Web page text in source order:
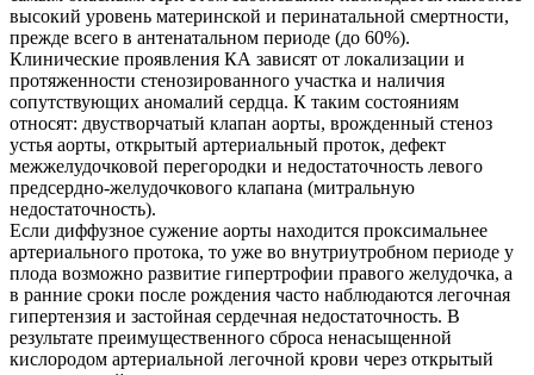
высокий уровень материнской и перинатальной смертности,
прежде всего в антенатальном периоде (до 60%).
Клинические проявления КА зависят от локализации и
протяженности стенозированного участка и наличия
сопутствующих аномалий сердца. К таким состояниям
относят: двустворчатый клапан аорты, врожденный стеноз
устья аорты, открытый артериальный проток, дефект
межжелудочковой перегородки и недостаточность левого
предсердно-желудочкового клапана (митральную
недостаточность).
Если диффузное сужение аорты находится проксимальнее
артериального протока, то уже во внутриутробном периоде у
плода возможно развитие гипертрофии правого желудочка, а
в ранние сроки после рождения часто наблюдаются легочная
гипертензия и застойная сердечная недостаточность. В
результате преимущественного сброса ненасыщенной
кислородом артериальной легочной крови через открытый